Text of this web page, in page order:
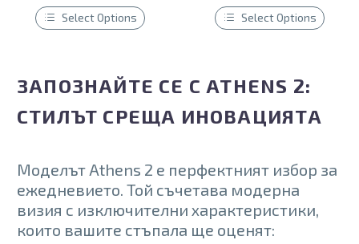
Select Options
multiple
variants.
options
may
on
the
product
Select Options
variants.
options
may
the
product
page
ЗАПОЗНАЙТЕ СЕ С ATHENS 2:
СТИЛЪТ СРЕЩА ИНОВАЦИЯТА
Моделът Athens 2 е перфектният избор за
ежедневието. Той съчетава модерна
визия с изключителни характеристики,
които вашите стъпала ще оценят: